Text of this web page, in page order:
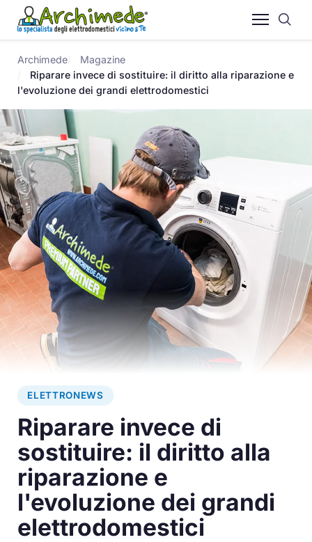
Archimede
Magazine
Riparare invece di sostituire: il diritto alla riparazione e
l'evoluzione dei grandi elettrodomestici
ELETTRONEWS
Riparare invece di
sostituire: il diritto alla
riparazione e
l'evoluzione dei grandi
elettrodomestici